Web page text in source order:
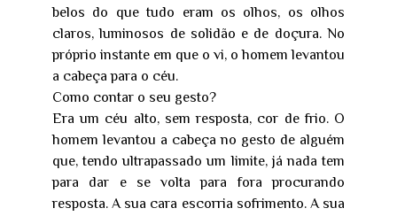
belos do que tudo eram os olhos, os olhos
claros, luminosos de solidão e de doçura. No
próprio instante em que o vi, o homem levantou
a cabeça para o céu.
Como contar o seu gesto?
Era um céu alto, sem resposta, cor de frio. O
homem levantou a cabeça no gesto de alguém
que, tendo ultrapassado um limite, já nada tem
para dar e se volta para fora procurando
resposta. A sua cara escorria sofrimento. A sua